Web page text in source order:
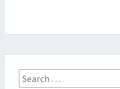
Search
for: